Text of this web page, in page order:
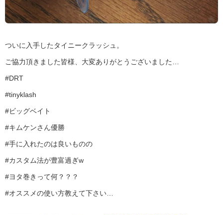
ついに入手したタイニークラッシュ。
ご協力頂きました皆様、大変ありがとうございました…
#DRT
#tinyklash
#ビッグベイト
#キムケンさん優勝
#手に入れたのは良いものの
#カスタム法が豊富過ぎw
#ヨタ巻きって何？？？
#オススメの使い方教えて下さい…